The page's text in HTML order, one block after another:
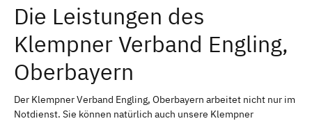
Die Leistungen des
Klempner Verband Engling,
Oberbayern
Der Klempner Verband Engling, Oberbayern arbeitet nicht nur im
Notdienst. Sie können natürlich auch unsere Klempner